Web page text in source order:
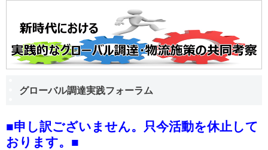
グローバル調達実践フォーラム
■申し訳ございません。只今活動を休止して
おります。■